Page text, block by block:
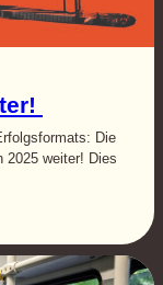
Die
2025 weiter! Dies